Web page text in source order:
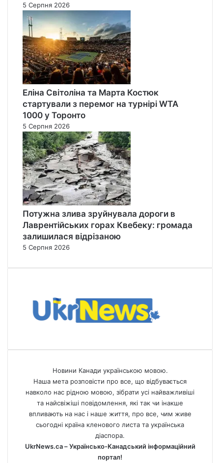
5 Серпня 2026
Еліна Світоліна та Марта Костюк
стартували з перемог на турнірі WTA
1000 у Торонто
5 Серпня 2026
Потужна злива зруйнувала дороги в
Лаврентійських горах Квебеку: громада
залишилася відрізаною
5 Серпня 2026
Новини Канади українською мовою.
Наша мета розповісти про все, що відбувається
навколо нас рідною мовою, зібрати усі найважливіші
та найсвіжіші повідомлення, які так чи інакше
впливають на нас і наше життя, про все, чим живе
сьогодні країна кленового листа та українська
діаспора.
UkrNews.ca – Українсько-Канадський інформаційний
портал!